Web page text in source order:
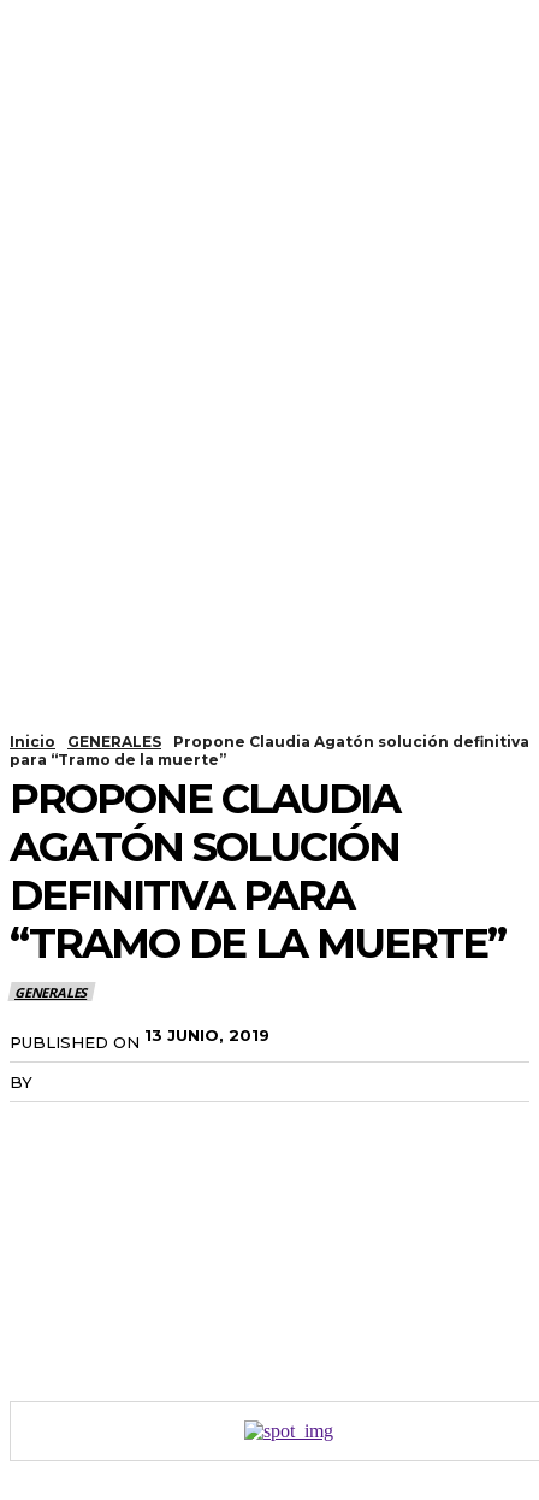
Inicio GENERALES
Propone Claudia Agatón solución definitiva
para “Tramo de la muerte”
PROPONE CLAUDIA
AGATÓN SOLUCIÓN
DEFINITIVA PARA
“TRAMO DE LA MUERTE”
GENERALES
PUBLISHED ON 13 JUNIO, 2019
BY